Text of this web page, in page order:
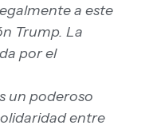
a este
Trump. La
por el
un poderoso
entre